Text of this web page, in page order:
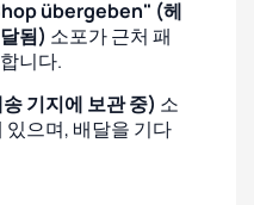
übergeben" (헤
됨) 소포가 근처 패
니다.
기지에 보관 중) 소
있으며, 배달을 기다